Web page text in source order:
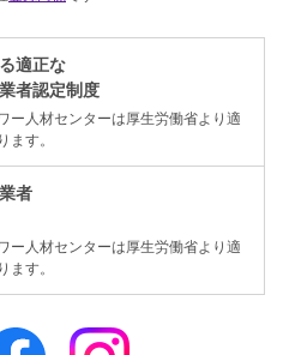
適正な
者認定制度
ー人材センターは厚生労働省より適
ます。
者
ー人材センターは厚生労働省より適
ます。